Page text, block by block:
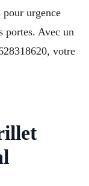
urgence
portes. Avec un
votre